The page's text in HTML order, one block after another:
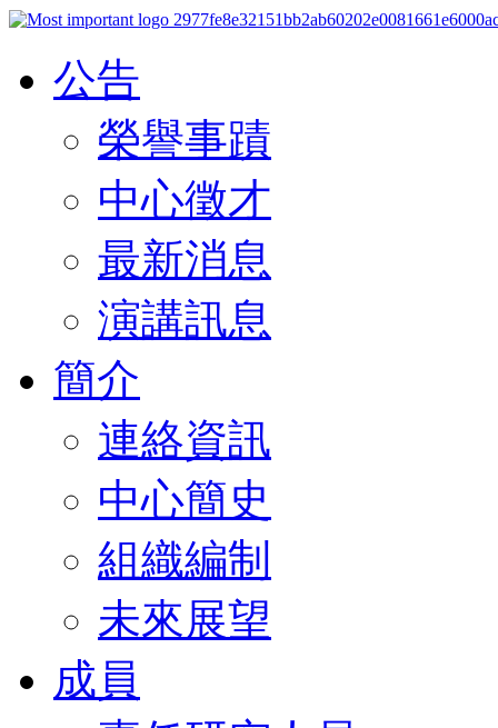
公告
榮譽事蹟
中心徵才
最新消息
演講訊息
簡介
連絡資訊
中心簡史
組織編制
未來展望
成員